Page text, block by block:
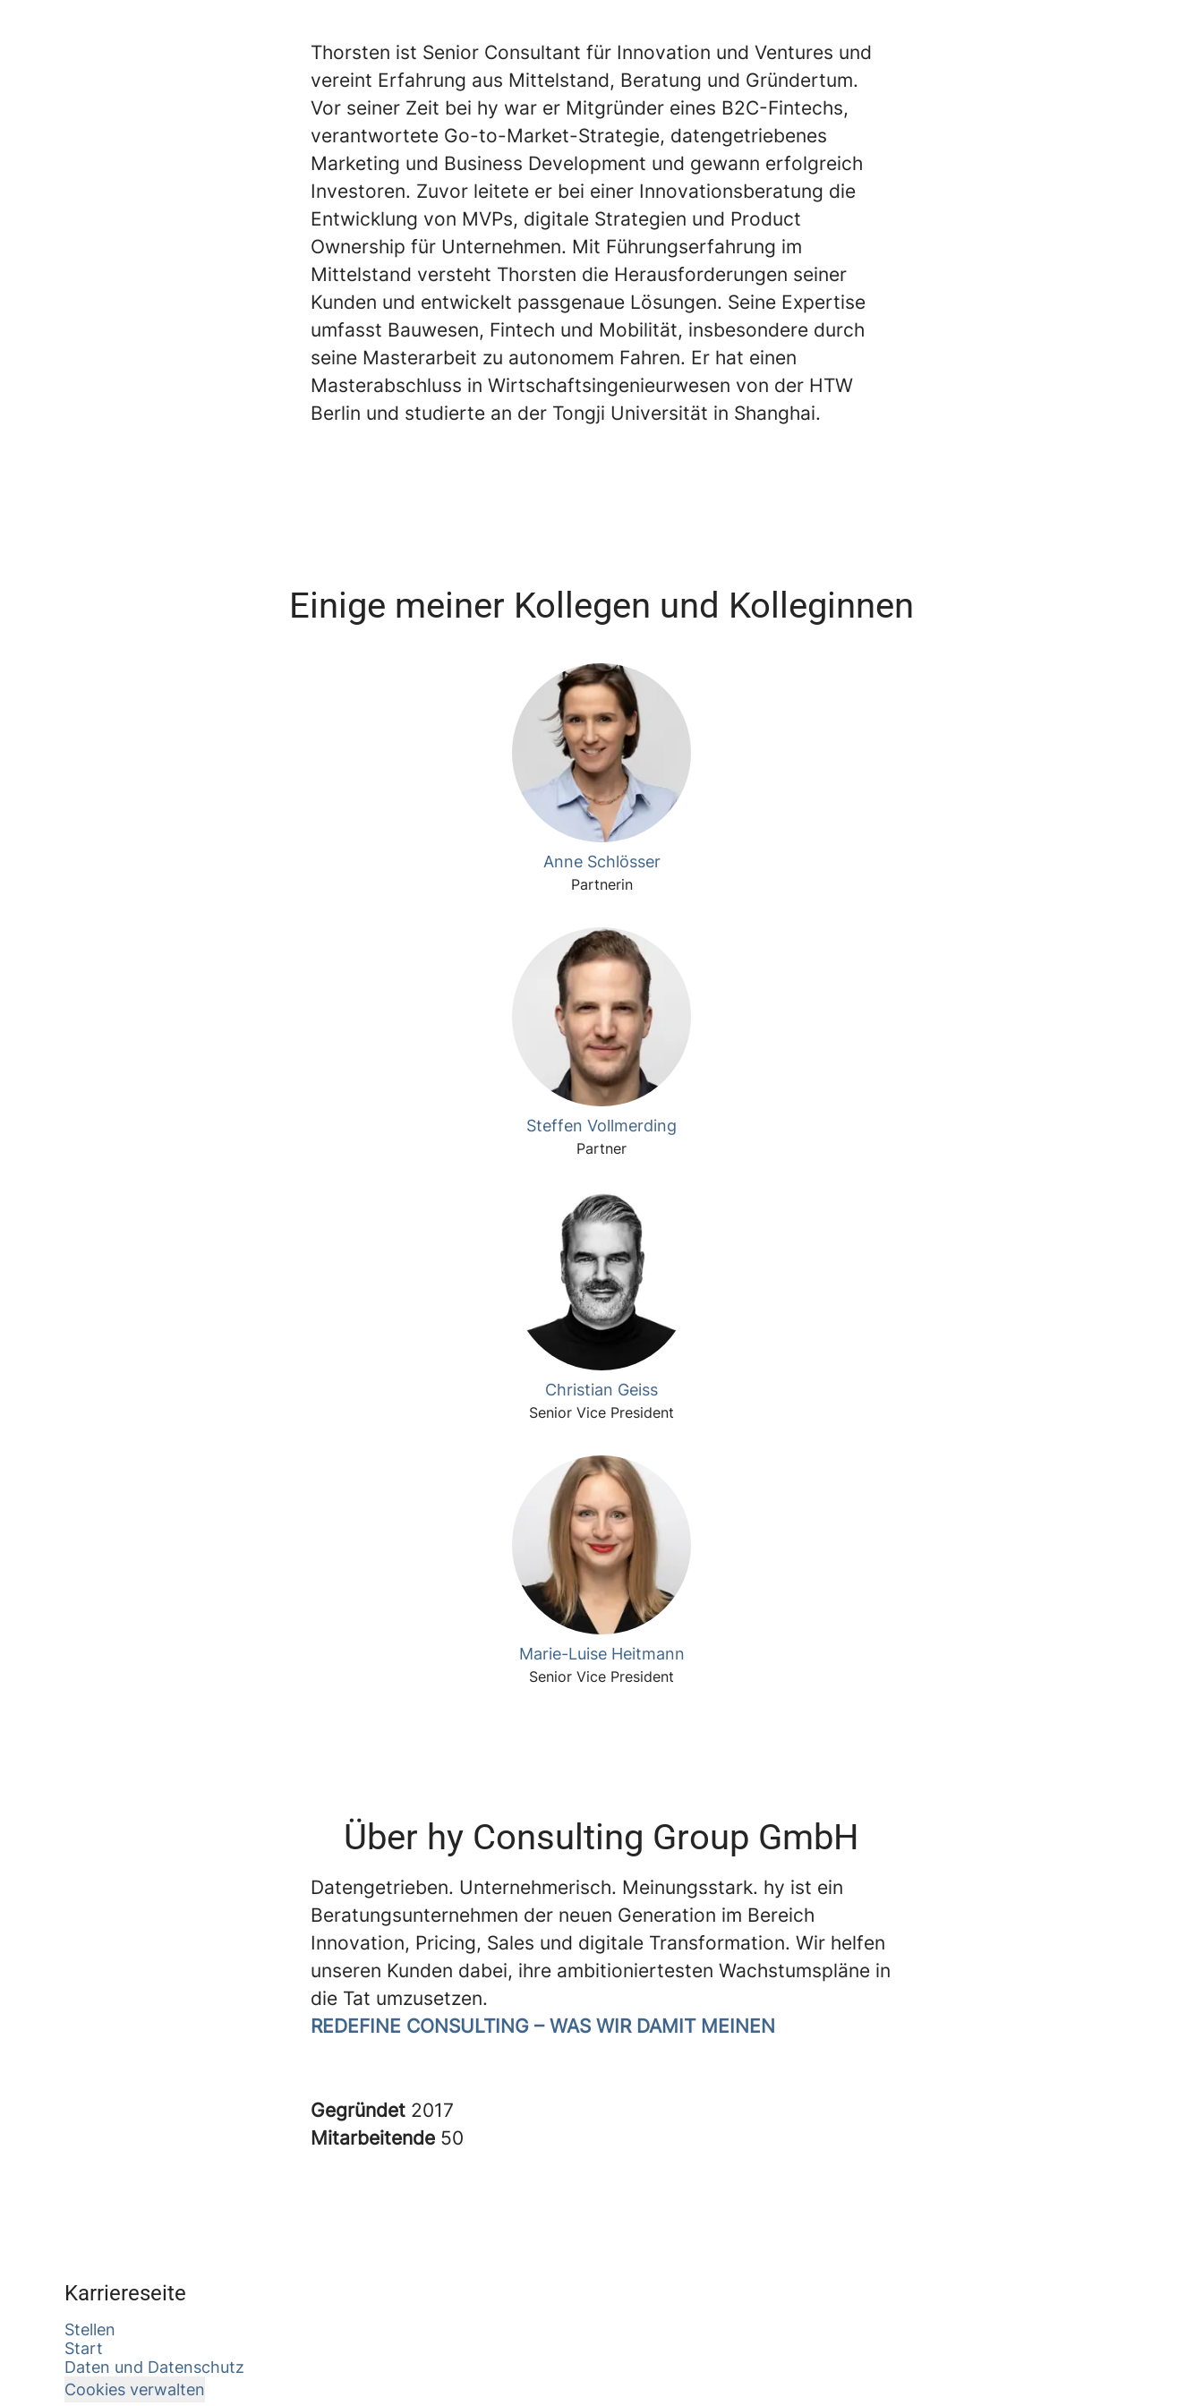
Thorsten ist Senior Consultant für Innovation und Ventures und
vereint Erfahrung aus Mittelstand, Beratung und Gründertum.
Vor seiner Zeit bei hy war er Mitgründer eines B2C-Fintechs,
verantwortete Go-to-Market-Strategie, datengetriebenes
Marketing und Business Development und gewann erfolgreich
Investoren. Zuvor leitete er bei einer Innovationsberatung die
Entwicklung von MVPs, digitale Strategien und Product
Ownership für Unternehmen. Mit Führungserfahrung im
Mittelstand versteht Thorsten die Herausforderungen seiner
Kunden und entwickelt passgenaue Lösungen. Seine Expertise
umfasst Bauwesen, Fintech und Mobilität, insbesondere durch
seine Masterarbeit zu autonomem Fahren. Er hat einen
Masterabschluss in Wirtschaftsingenieurwesen von der HTW
Berlin und studierte an der Tongji Universität in Shanghai.
Einige meiner Kollegen und Kolleginnen
Anne Schlösser
Partnerin
Steffen Vollmerding
Partner
Christian Geiss
Senior Vice President
Marie-Luise Heitmann
Senior Vice President
Über hy Consulting Group GmbH
Datengetrieben. Unternehmerisch. Meinungsstark. hy ist ein
Beratungsunternehmen der neuen Generation im Bereich
Innovation, Pricing, Sales und digitale Transformation. Wir helfen
unseren Kunden dabei, ihre ambitioniertesten Wachstumspläne in
die Tat umzusetzen.
REDEFINE CONSULTING – WAS WIR DAMIT MEINEN
Gegründet 2017
Mitarbeitende 50
Karriereseite
Stellen
Start
Daten und Datenschutz
Cookies verwalten